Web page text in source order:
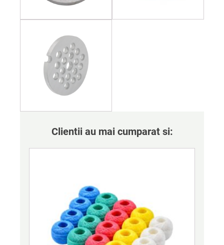
Clientii au mai cumparat si: